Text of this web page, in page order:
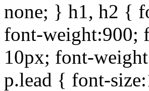
none; } h1, h2 {
font-weight:900;
10px; font-
p.lead { font-